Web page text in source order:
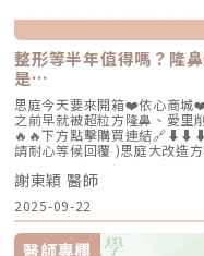
整形等半年值得嗎？隆
是…
思庭今天要來開箱❤️依心商城
之前早就被超粒方隆鼻、愛里
🔥🔥下方點擊購買連結
請耐心等候回覆 )思庭大改造
(加購縮鼻翼、敲鼻骨、貴族
要：00:00 搶先看⚡⚡01:43
爪前額拉提02:36 中臉隆鼻分
分析 : 微笑嘴角+嘴扁肉拉提
⭐⭐⭐⭐⭐▸▸歡迎合作洽談：
美整形外科診所地址｜台北市
謝東穎 醫師
2025-09-22
醫師專欄